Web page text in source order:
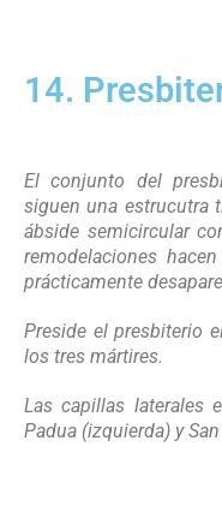
14.
El conjunto del
siguen una estrucutra
ábside semicircular
remodelaciones
prácticamente
Preside el presbiterio
los tres mártires.
Las capillas laterales
Padua (izquierda) y